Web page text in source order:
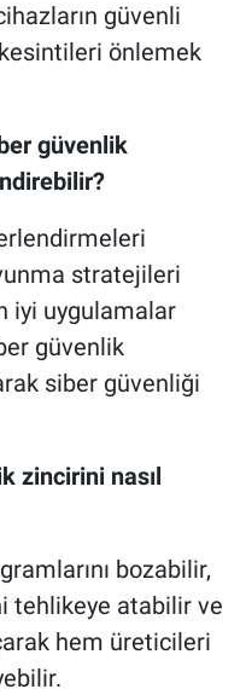
güvenli
kesintileri önlemek
güvenlik
stratejileri
iyi uygulamalar
güvenlik
siber güvenliği
zincirini nasıl
bozabilir,
tehlikeye atabilir ve
hem üreticileri